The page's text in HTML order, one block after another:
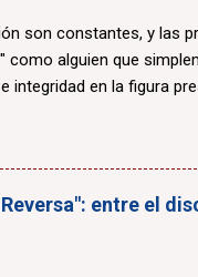
son constantes, y las
como alguien que
integridad en la figura
entre el